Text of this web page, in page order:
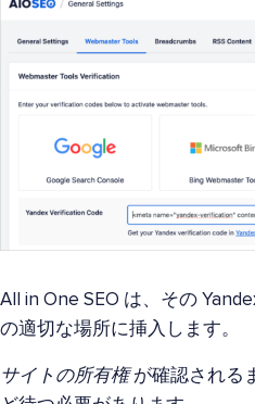
All in One SEO は、その
の適切な場所に挿入します。
サイトの所有権が確認される